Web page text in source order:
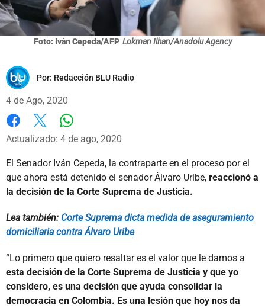
Foto: Iván Cepeda/AFP Lokman Ilhan/Anadolu Agency
Por: Redacción BLU Radio
4 de Ago, 2020
Facebook
X
Actualizado: 4 de ago, 2020
El Senador Iván Cepeda, la contraparte en el proceso por el
que ahora está detenido el senador Álvaro Uribe, reaccionó a
la decisión de la Corte Suprema de Justicia.
Lea también: Corte Suprema dicta medida de aseguramiento
domiciliaria contra Álvaro Uribe
“Lo primero que quiero resaltar es el valor que le damos a
esta decisión de la Corte Suprema de Justicia y que yo
considero, es una decisión que ayuda consolidar la
democracia en Colombia. Es una lesión que hoy nos da